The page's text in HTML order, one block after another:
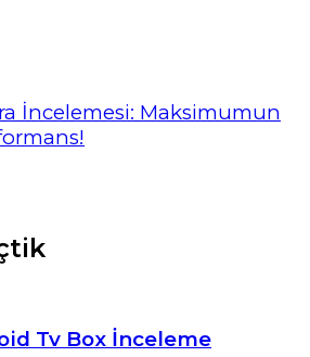
İncelemesi: Maksimumun
Tv Box İnceleme